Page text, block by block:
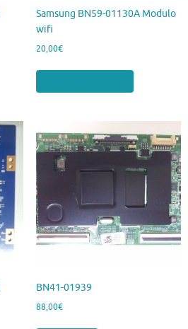
Samsung BN59-01130A Modulo
wifi
20,00€
BN41-01939
88,00€